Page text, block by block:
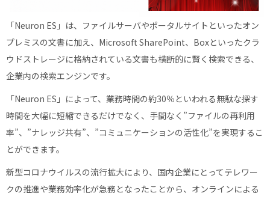
「Neuron ES」は、ファイルサーバやポータルサイトといったオン
プレミスの文書に加え、Microsoft SharePoint、Boxといったクラ
ウドストレージに格納されている文書も横断的に賢く検索できる、
企業内の検索エンジンです。
「Neuron ES」によって、業務時間の約30％といわれる無駄な探す
時間を大幅に短縮できるだけでなく、手間なく”ファイルの再利用
率”、”ナレッジ共有”、”コミュニケーションの活性化”を実現するこ
とができます。
新型コロナウイルスの流行拡大により、国内企業にとってテレワー
クの推進や業務効率化が急務となったことから、オンラインによる